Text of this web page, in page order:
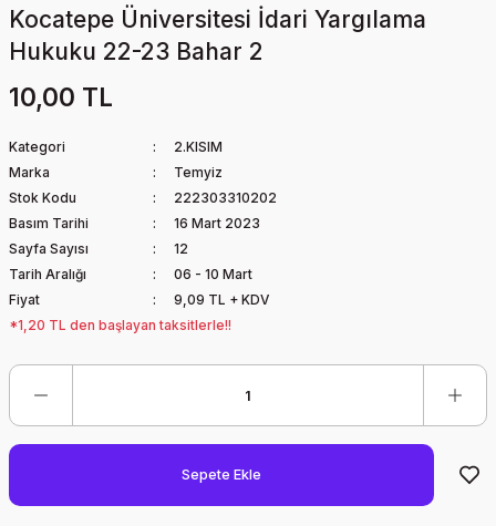
Kocatepe Üniversitesi İdari Yargılama
Hukuku 22-23 Bahar 2
10,00 TL
Kategori
2.KISIM
Marka
Temyiz
Stok Kodu
222303310202
Basım Tarihi
16 Mart 2023
Sayfa Sayısı
12
Tarih Aralığı
06 - 10 Mart
Fiyat
9,09 TL + KDV
*1,20 TL den başlayan taksitlerle!!
Sepete Ekle